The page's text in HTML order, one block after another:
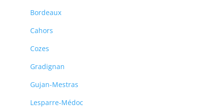
Bordeaux
Cahors
Cozes
Gradignan
Gujan-Mestras
Lesparre-Médoc